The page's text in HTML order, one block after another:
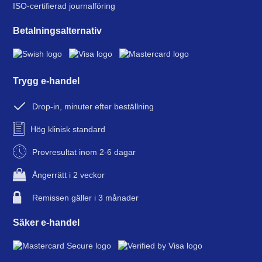
ISO-certifierad journalföring
Betalningsalternativ
Trygg e-handel
Drop-in, minuter efter beställning
Hög klinisk standard
Provresultat inom 2-6 dagar
Ångerrätt i 2 veckor
Remissen gäller i 3 månader
Säker e-handel